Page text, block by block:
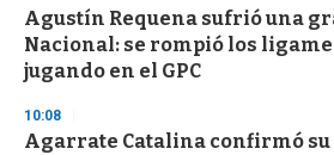
Agustín Requena sufrió una
Nacional: se rompió los
jugando en el GPC
10:08
Agarrate Catalina confirmó